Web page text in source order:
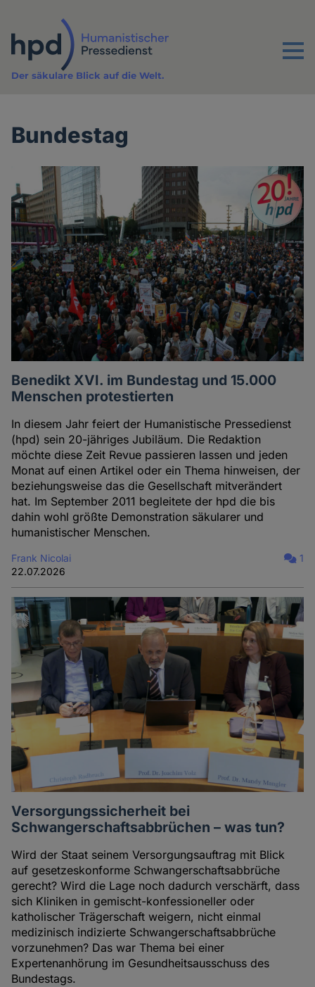
Inhalt
Menu
Der säkulare Blick auf die Welt.
Bundestag
Benedikt XVI. im Bundestag und 15.000
Menschen protestierten
In diesem Jahr feiert der Humanistische Pressedienst
(hpd) sein 20-jähriges Jubiläum. Die Redaktion
möchte diese Zeit Revue passieren lassen und jeden
Monat auf einen Artikel oder ein Thema hinweisen, der
beziehungsweise das die Gesellschaft mitverändert
hat. Im September 2011 begleitete der hpd die bis
dahin wohl größte Demonstration säkularer und
humanistischer Menschen.
Frank Nicolai
22.07.2026
1
Versorgungssicherheit bei
Schwangerschaftsabbrüchen – was tun?
Wird der Staat seinem Versorgungsauftrag mit Blick
auf gesetzeskonforme Schwangerschaftsabbrüche
gerecht? Wird die Lage noch dadurch verschärft, dass
sich Kliniken in gemischt-konfessioneller oder
katholischer Trägerschaft weigern, nicht einmal
medizinisch indizierte Schwangerschaftsabbrüche
vorzunehmen? Das war Thema bei einer
Expertenanhörung im Gesundheitsausschuss des
Bundestags.